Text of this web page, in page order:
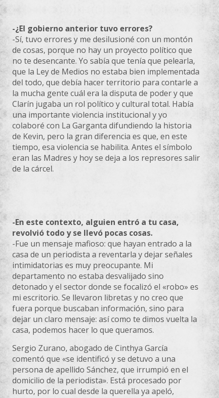
-¿El gobierno anterior tuvo errores?
-Sí, tuvo errores y me desilusioné con un montón
de cosas, porque no hay un proyecto político que
no te desencante. Yo sabía que tenía que pelearla,
que la Ley de Medios no estaba bien implementada
del todo, que debía hacer territorio para contarle a
la mucha gente cuál era la disputa de poder y que
Clarín jugaba un rol político y cultural total. Había
una importante violencia institucional y yo
colaboré con La Garganta difundiendo la historia
de Kevin, pero la gran diferencia es que, en este
tiempo, esa violencia se habilita. Antes el símbolo
eran las Madres y hoy se deja a los represores salir
de la cárcel.
-En este contexto, alguien entró a tu casa,
revolvió todo y se llevó pocas cosas.
-Fue un mensaje mafioso: que hayan entrado a la
casa de un periodista a reventarla y dejar señales
intimidatorias es muy preocupante. Mi
departamento no estaba desvalijado sino
detonado y el sector donde se focalizó el «robo» es
mi escritorio. Se llevaron libretas y no creo que
fuera porque buscaban información, sino para
dejar un claro mensaje: así como te dimos vuelta la
casa, podemos hacer lo que queramos.
Sergio Zurano, abogado de Cinthya García
comentó que «se identificó y se detuvo a una
persona de apellido Sánchez, que irrumpió en el
domicilio de la periodista». Está procesado por
hurto, por lo cual desde la querella ya apeló,